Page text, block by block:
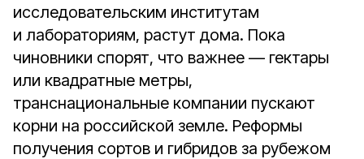
исследовательским институтам
и лабораториям, растут дома. Пока
чиновники спорят, что важнее — гектары
или квадратные метры,
транснациональные компании пускают
корни на российской земле. Реформы
получения сортов и гибридов за рубежом